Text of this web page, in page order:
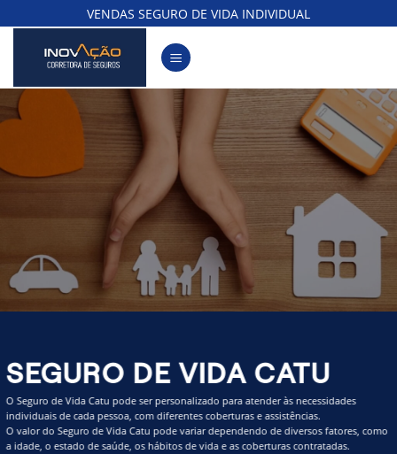
to
content
VENDAS SEGURO DE VIDA INDIVIDUAL
SEGURO DE VIDA CATU
O Seguro de Vida Catu pode ser personalizado para atender às necessidades
individuais de cada pessoa, com diferentes coberturas e assistências.
O valor do Seguro de Vida Catu pode variar dependendo de diversos fatores, como
a idade, o estado de saúde, os hábitos de vida e as coberturas contratadas.